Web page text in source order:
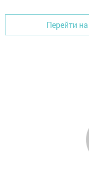
Перейти